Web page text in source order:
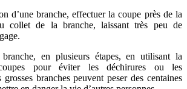
d’une branche, effectuer la coupe près de la
collet de la branche, laissant très peu de
en plusieurs étapes, en utilisant la
pour éviter les déchirures ou les
branches peuvent peser des centaines